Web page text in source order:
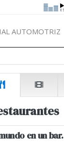
AUTOMOTRIZ
en un bar.